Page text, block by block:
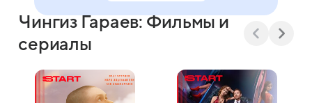
Чингиз Гараев: Фильмы и
сериалы